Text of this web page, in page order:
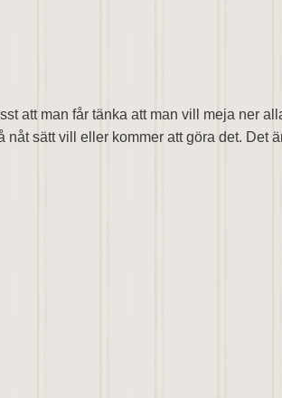
att man får tänka att man vill meja ner
sätt vill eller kommer att göra det. Det